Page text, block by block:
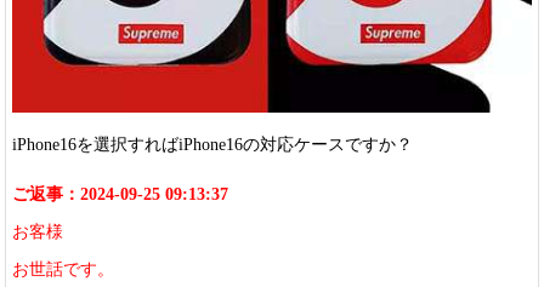
iPhone16を選択すればiPhone16の対応ケースですか？
ご返事：2024-09-25 09:13:37
お客様
お世話です。